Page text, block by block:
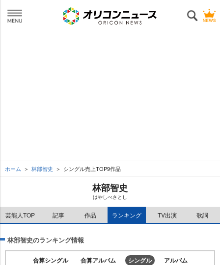
ホーム 林部智史 シングル売上TOP9作品
林部智史
はやしべさとし
芸能人TOP 記事 作品 ランキング TV出演 歌詞
林部智史のランキング情報
合算シングル 合算アルバム シングル アルバム